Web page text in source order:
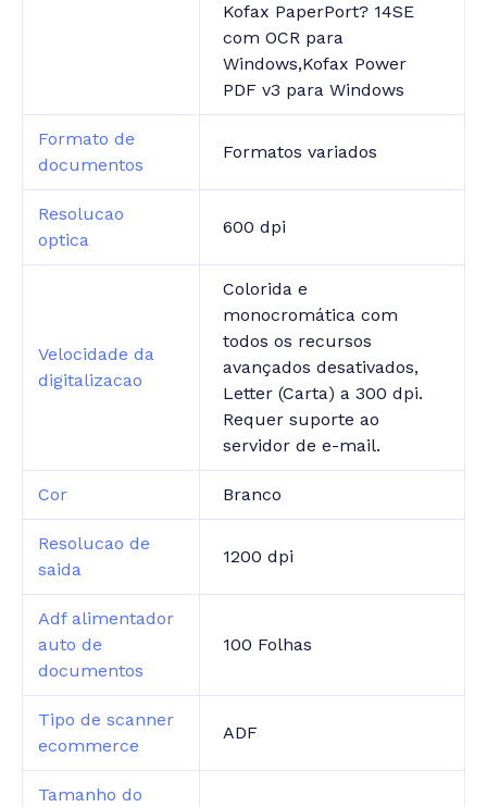
Kofax PaperPort? 14SE
com OCR para
Windows,Kofax Power
PDF v3 para Windows
Formato de
documentos
Formatos variados
Resolucao
optica
600 dpi
Velocidade da
digitalizacao
Colorida e
monocromática com
todos os recursos
avançados desativados,
Letter (Carta) a 300 dpi.
Requer suporte ao
servidor de e-mail.
Cor Branco
Resolucao de
saida
1200 dpi
Adf alimentador
auto de
documentos
100 Folhas
Tipo de scanner
ecommerce
ADF
Tamanho do